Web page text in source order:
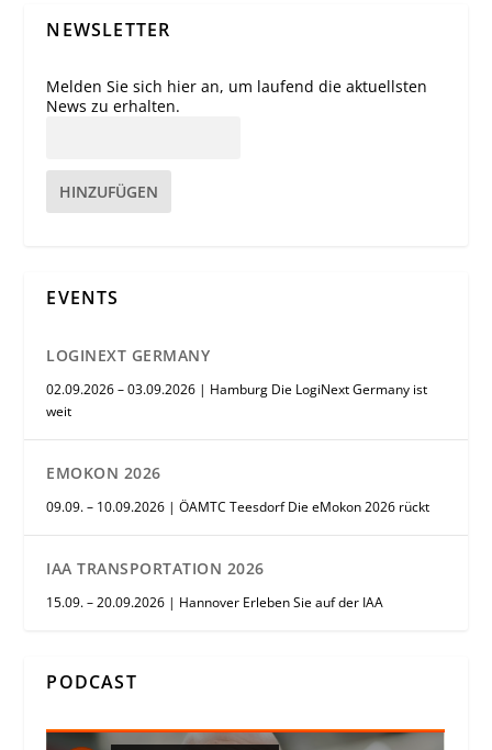
NEWSLETTER
Melden Sie sich hier an, um laufend die aktuellsten
News zu erhalten.
HINZUFÜGEN
EVENTS
LOGINEXT GERMANY
02.09.2026 – 03.09.2026 | Hamburg Die LogiNext Germany ist
weit
EMOKON 2026
09.09. – 10.09.2026 | ÖAMTC Teesdorf Die eMokon 2026 rückt
IAA TRANSPORTATION 2026
15.09. – 20.09.2026 | Hannover Erleben Sie auf der IAA
PODCAST